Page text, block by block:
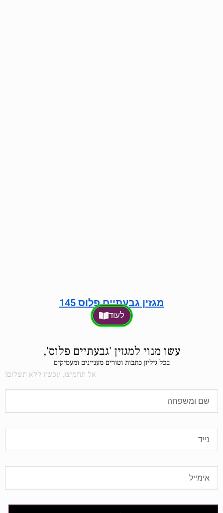
מגזין גבעתיים פלוס 145
לעוד
עשו מנוי למגזין 'גבעתיים פלוס',
בכל גיליון כתבות וטורים מעניינים ומעמיקים
אל תחמיצו, עכשיו ללא תשלום!